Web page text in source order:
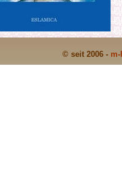
© seit 2006 -